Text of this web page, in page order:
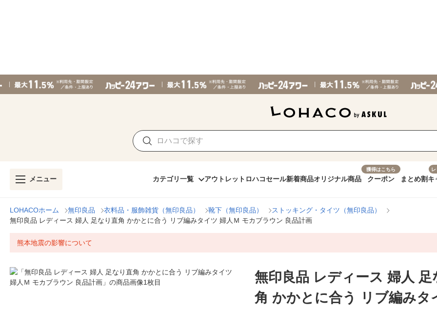
メニュー カテゴリ一覧 アウトレット ロハコセール新着商品オリジナル商品
獲得はこちら
クーポン まとめ割キ
LOHACOホーム 無印良品 衣料品・服飾雑貨（無印良品） 靴下（無印良品）
ストッキング・タイツ（無印良品）
無印良品 レディース 婦人 足なり直角 かかとに合う リブ編みタイツ 婦人Ｍ モカブラウン 良品計画
熊本地震の影響について
無印良品 レディース 婦人 足
角 かかとに合う リブ編みタ